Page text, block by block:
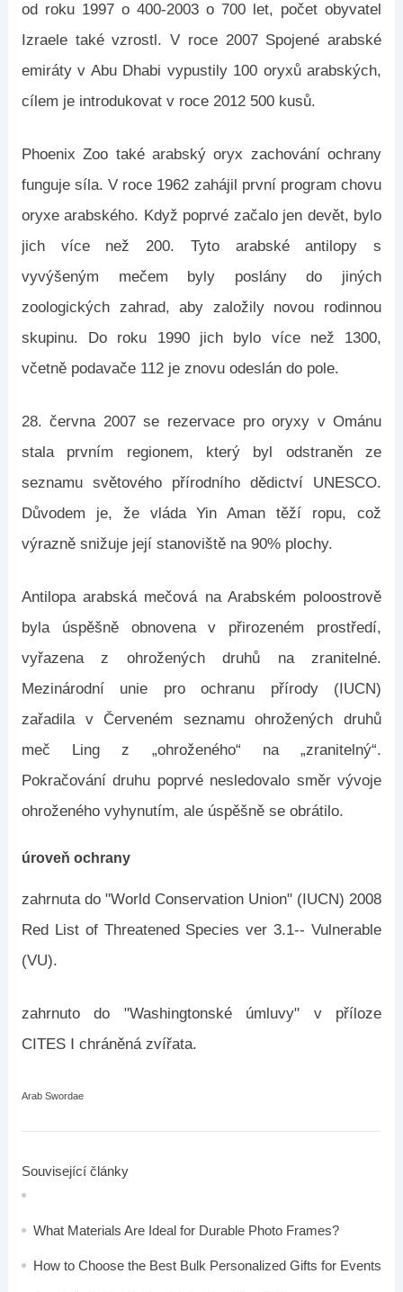
od roku 1997 o 400-2003 o 700 let, počet obyvatel
Izraele také vzrostl. V roce 2007 Spojené arabské
emiráty v Abu Dhabi vypustily 100 oryxů arabských,
cílem je introdukovat v roce 2012 500 kusů.
Phoenix Zoo také arabský oryx zachování ochrany
funguje síla. V roce 1962 zahájil první program chovu
oryxe arabského. Když poprvé začalo jen devět, bylo
jich více než 200. Tyto arabské antilopy s
vyvýšeným mečem byly poslány do jiných
zoologických zahrad, aby založily novou rodinnou
skupinu. Do roku 1990 jich bylo více než 1300,
včetně podavače 112 je znovu odeslán do pole.
28. června 2007 se rezervace pro oryxy v Ománu
stala prvním regionem, který byl odstraněn ze
seznamu světového přírodního dědictví UNESCO.
Důvodem je, že vláda Yin Aman těží ropu, což
výrazně snižuje její stanoviště na 90% plochy.
Antilopa arabská mečová na Arabském poloostrově
byla úspěšně obnovena v přirozeném prostředí,
vyřazena z ohrožených druhů na zranitelné.
Mezinárodní unie pro ochranu přírody (IUCN)
zařadila v Červeném seznamu ohrožených druhů
meč Ling z „ohroženého“ na „zranitelný“.
Pokračování druhu poprvé nesledovalo směr vývoje
ohroženého vyhynutím, ale úspěšně se obrátilo.
úroveň ochrany
zahrnuta do "World Conservation Union" (IUCN) 2008
Red List of Threatened Species ver 3.1-- Vulnerable
(VU).
zahrnuto do "Washingtonské úmluvy" v příloze
CITES Ⅰ chráněná zvířata.
Arab Swordae
Související články
What Materials Are Ideal for Durable Photo Frames?
How to Choose the Best Bulk Personalized Gifts for Events